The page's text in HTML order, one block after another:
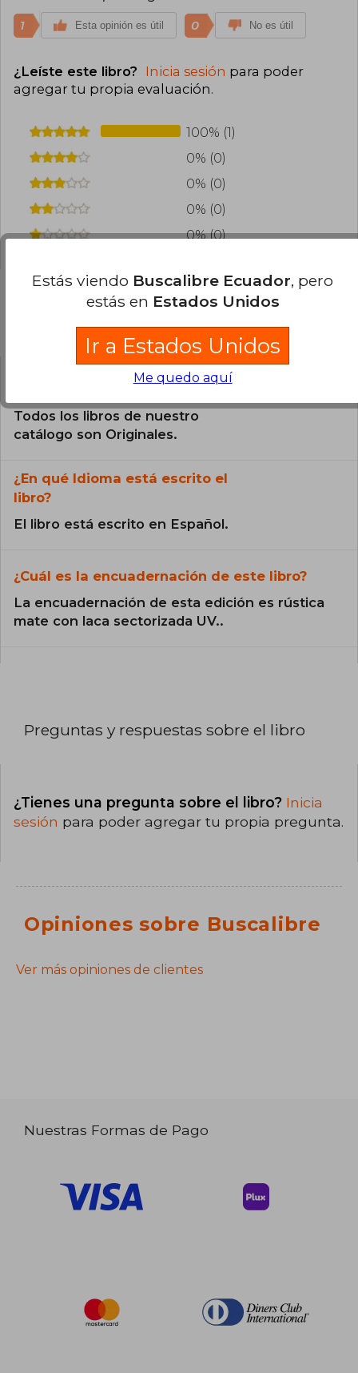
1 Esta opinión es útil 0 No es útil
¿Leíste este libro? Inicia sesión para poder
agregar tu propia evaluación.
100% (1)
0% (0)
0% (0)
0% (0)
0% (0)
Preguntas frecuentes sobre el libro
¿El libro es original?
Todos los libros de nuestro
catálogo son Originales.
¿En qué Idioma está escrito el
libro?
El libro está escrito en Español.
¿Cuál es la encuadernación de este libro?
La encuadernación de esta edición es rústica
mate con laca sectorizada UV..
Preguntas y respuestas sobre el libro
¿Tienes una pregunta sobre el libro? Inicia
sesión para poder agregar tu propia pregunta.
Opiniones sobre Buscalibre
Ver más opiniones de clientes
Nuestras Formas de Pago
Estás viendo Buscalibre Ecuador, pero
estás en Estados Unidos
Ir a Estados Unidos
Me quedo aquí